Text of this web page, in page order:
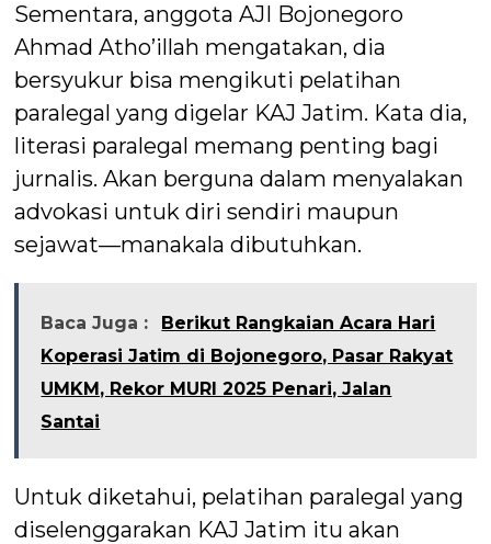
Sementara, anggota AJI Bojonegoro
Ahmad Atho’illah mengatakan, dia
bersyukur bisa mengikuti pelatihan
paralegal yang digelar KAJ Jatim. Kata dia,
literasi paralegal memang penting bagi
jurnalis. Akan berguna dalam menyalakan
advokasi untuk diri sendiri maupun
sejawat—manakala dibutuhkan.
Baca Juga :
Berikut Rangkaian Acara Hari
Koperasi Jatim di Bojonegoro, Pasar Rakyat
UMKM, Rekor MURI 2025 Penari, Jalan
Santai
Untuk diketahui, pelatihan paralegal yang
diselenggarakan KAJ Jatim itu akan